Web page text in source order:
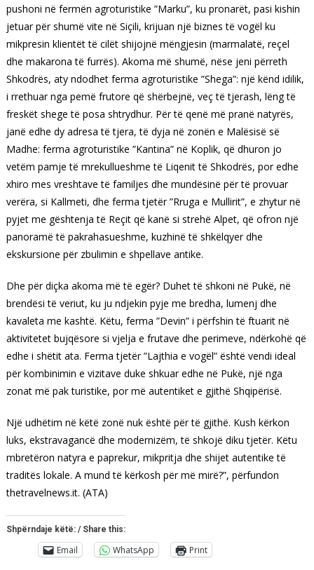
pushoni në fermën agroturistike ”Marku”, ku pronarët, pasi kishin
jetuar për shumë vite në Siçili, krijuan një biznes të vogël ku
mikpresin klientët të cilët shijojnë mëngjesin (marmalatë, reçel
dhe makarona të furrës). Akoma më shumë, nëse jeni përreth
Shkodrës, aty ndodhet ferma agroturistike ”Shega”: një kënd idilik,
i rrethuar nga pemë frutore që shërbejnë, veç të tjerash, lëng të
freskët shege të posa shtrydhur. Për të qenë më pranë natyrës,
janë edhe dy adresa të tjera, të dyja në zonën e Malësisë së
Madhe: ferma agroturistike ”Kantina” në Koplik, që dhuron jo
vetëm pamje të mrekullueshme të Liqenit të Shkodrës, por edhe
xhiro mes vreshtave të familjes dhe mundësinë për të provuar
verëra, si Kallmeti, dhe ferma tjetër ”Rruga e Mullirit”, e zhytur në
pyjet me gështenja të Reçit që kanë si strehë Alpet, që ofron një
panoramë të pakrahasueshme, kuzhinë të shkëlqyer dhe
ekskursione për zbulimin e shpellave antike.
Dhe për diçka akoma më të egër? Duhet të shkoni në Pukë, në
brendësi të veriut, ku ju ndjekin pyje me bredha, lumenj dhe
kavaleta me kashtë. Këtu, ferma ”Devin” i përfshin të ftuarit në
aktivitetet bujqësore si vjelja e frutave dhe perimeve, ndërkohë që
edhe i shëtit ata. Ferma tjetër ”Lajthia e vogël” është vendi ideal
për kombinimin e vizitave duke shkuar edhe në Pukë, një nga
zonat më pak turistike, por më autentiket e gjithë Shqipërisë.
Një udhëtim në këtë zonë nuk është për të gjithë. Kush kërkon
luks, ekstravagancë dhe modernizëm, të shkojë diku tjetër. Këtu
mbretëron natyra e paprekur, mikpritja dhe shijet autentike të
traditës lokale. A mund të kërkosh për më mirë?”, përfundon
thetravelnews.it. (ATA)
Shpërndaje këtë: / Share this:
Email WhatsApp Print